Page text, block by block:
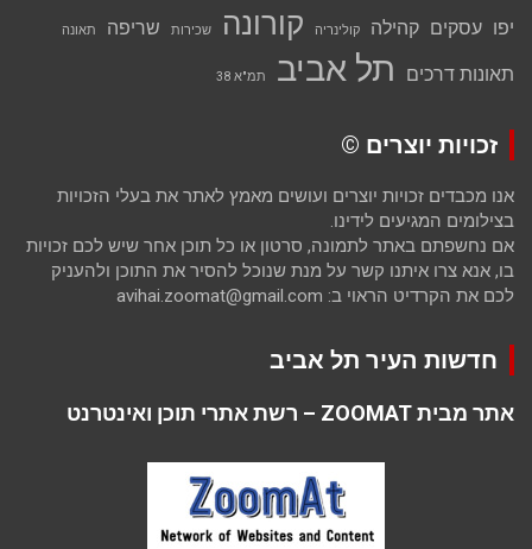
יפו עסקים קהילה קולינריה קורונה שכירות שריפה תאונה
תאונות דרכים תל אביב תמ"א 38
זכויות יוצרים ©
אנו מכבדים זכויות יוצרים ועושים מאמץ לאתר את בעלי הזכויות
בצילומים המגיעים לידינו.
אם נחשפתם באתר לתמונה, סרטון או כל תוכן אחר שיש לכם זכויות
בו, אנא צרו איתנו קשר על מנת שנוכל להסיר את התוכן ולהעניק
לכם את הקרדיט הראוי ב: avihai.zoomat@gmail.com
חדשות העיר תל אביב
אתר מבית ZOOMAT – רשת אתרי תוכן ואינטרנט